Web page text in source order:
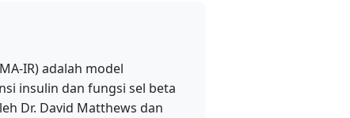
IR) adalah model
insulin dan fungsi sel beta
Dr. David Matthews dan